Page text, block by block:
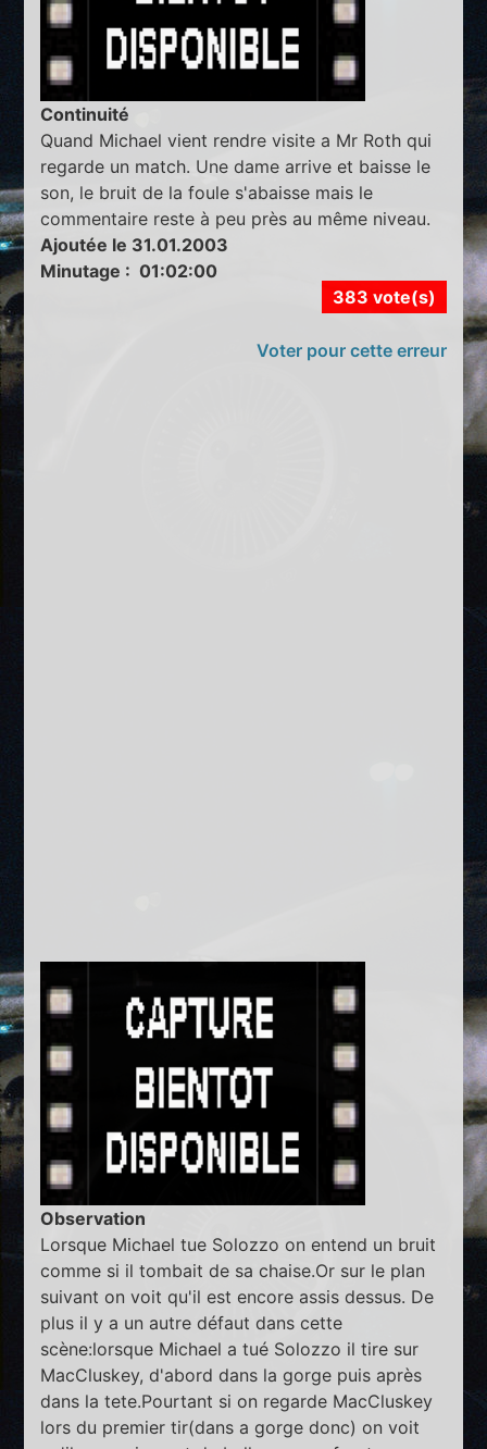
Continuité
Quand Michael vient rendre visite a Mr Roth qui
regarde un match. Une dame arrive et baisse le
son, le bruit de la foule s'abaisse mais le
commentaire reste à peu près au même niveau.
Ajoutée le 31.01.2003
Minutage : 01:02:00
383 vote(s)
Voter pour cette erreur
Observation
Lorsque Michael tue Solozzo on entend un bruit
comme si il tombait de sa chaise.Or sur le plan
suivant on voit qu'il est encore assis dessus. De
plus il y a un autre défaut dans cette
scène:lorsque Michael a tué Solozzo il tire sur
MacCluskey, d'abord dans la gorge puis après
dans la tete.Pourtant si on regarde MacCluskey
lors du premier tir(dans a gorge donc) on voit